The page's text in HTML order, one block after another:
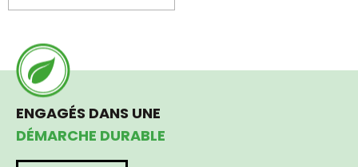
ENGAGÉS DANS UNE
DÉMARCHE DURABLE